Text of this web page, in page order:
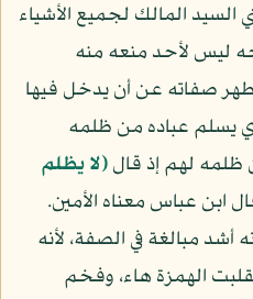
السيد المالك لجميع الأشياء
ليس لأحد منعه منه
صفاته عن أن يدخل فيها
يسلم عباده من ظلمه
ظلمه لهم إذ قال(لا يظلم
ابن عباس معناه الأمين.
أشد مبالغة في الصفة، لأنه
الهمزة هاء، وفخم